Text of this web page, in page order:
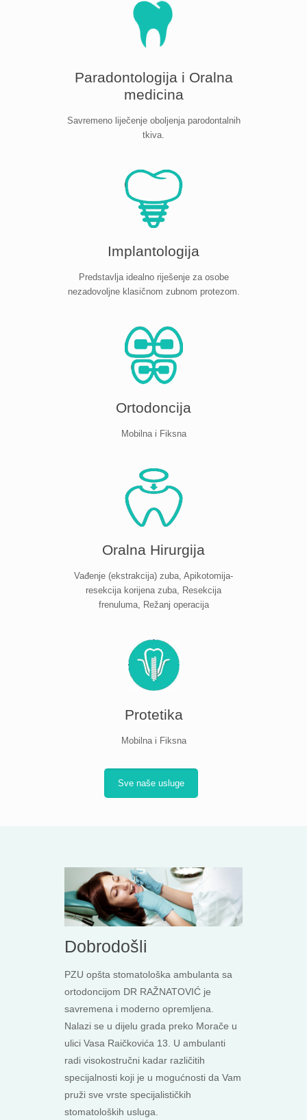
Paradontologija i Oralna
medicina
Savremeno liječenje oboljenja parodontalnih
tkiva.
Implantologija
Predstavlja idealno riješenje za osobe
nezadovoljne klasičnom zubnom protezom.
Ortodoncija
Mobilna i Fiksna
Oralna Hirurgija
Vađenje (ekstrakcija) zuba, Apikotomija-
resekcija korijena zuba, Resekcija
frenuluma, Režanj operacija
Protetika
Mobilna i Fiksna
Sve naše usluge
Dobrodošli
PZU opšta stomatološka ambulanta sa
ortodoncijom DR RAŽNATOVIĆ je
savremena i moderno opremljena.
Nalazi se u dijelu grada preko Morače u
ulici Vasa Raičkovića 13. U ambulanti
radi visokostručni kadar različitih
specijalnosti koji je u mogućnosti da Vam
pruži sve vrste specijalističkih
stomatoloških usluga.